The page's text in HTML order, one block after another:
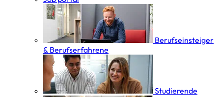
Berufseinsteiger
& Berufserfahrene
Studierende